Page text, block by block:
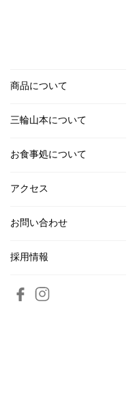
商品について
三輪山本について
お食事処について
アクセス
お問い合わせ
採用情報